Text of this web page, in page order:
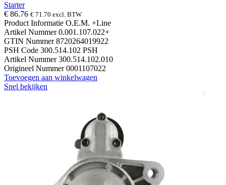
Starter
€ 86.76 € 71.70 excl. BTW
Product Informatie O.E.M. +Line
Artikel Nummer 0.001.107.022+
GTIN Nummer 8720264019922
PSH Code 300.514.102 PSH
Artikel Nummer 300.514.102.010
Origineel Nummer 0001107022
Toevoegen aan winkelwagen
Snel bekijken